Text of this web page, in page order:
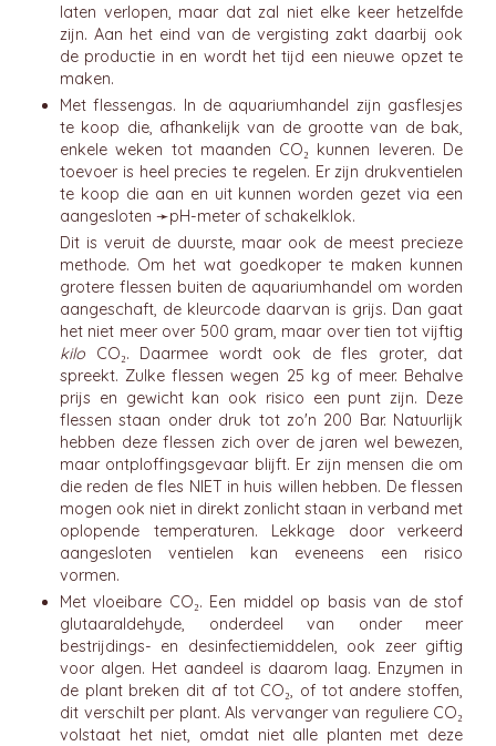
laten verlopen, maar dat zal niet elke keer hetzelfde
zijn. Aan het eind van de vergisting zakt daarbij ook
de productie in en wordt het tijd een nieuwe opzet te
maken.
Met flessengas. In de aquariumhandel zijn gasflesjes
te koop die, afhankelijk van de grootte van de bak,
enkele weken tot maanden CO₂ kunnen leveren. De
toevoer is heel precies te regelen. Er zijn drukventielen
te koop die aan en uit kunnen worden gezet via een
aangesloten ➛pH-meterof schakelklok.
Dit is veruit de duurste, maar ook de meest precieze
methode. Om het wat goedkoper te maken kunnen
grotere flessen buiten de aquariumhandel om worden
aangeschaft, de kleurcode daarvan is grijs. Dan gaat
het niet meer over 500 gram, maar over tien tot vijftig
kilo CO₂. Daarmee wordt ook de fles groter, dat
spreekt. Zulke flessen wegen 25 kg of meer. Behalve
prijs en gewicht kan ook risico een punt zijn. Deze
flessen staan onder druk tot zo'n 200 Bar. Natuurlijk
hebben deze flessen zich over de jaren wel bewezen,
maar ontploffingsgevaar blijft. Er zijn mensen die om
die reden de fles NIET in huis willen hebben. De flessen
mogen ook niet in direkt zonlicht staan in verband met
oplopende temperaturen. Lekkage door verkeerd
aangesloten ventielen kan eveneens een risico
vormen.
Met vloeibare CO₂. Een middel op basis van de stof
glutaaraldehyde, onderdeel van onder meer
bestrijdings- en desinfectiemiddelen, ook zeer giftig
voor algen. Het aandeel is daarom laag. Enzymen in
de plant breken dit af tot CO₂, of tot andere stoffen,
dit verschilt per plant. Als vervanger van reguliere CO₂
volstaat het niet, omdat niet alle planten met deze